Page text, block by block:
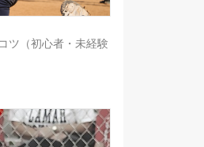
ツ（初心者・未経験